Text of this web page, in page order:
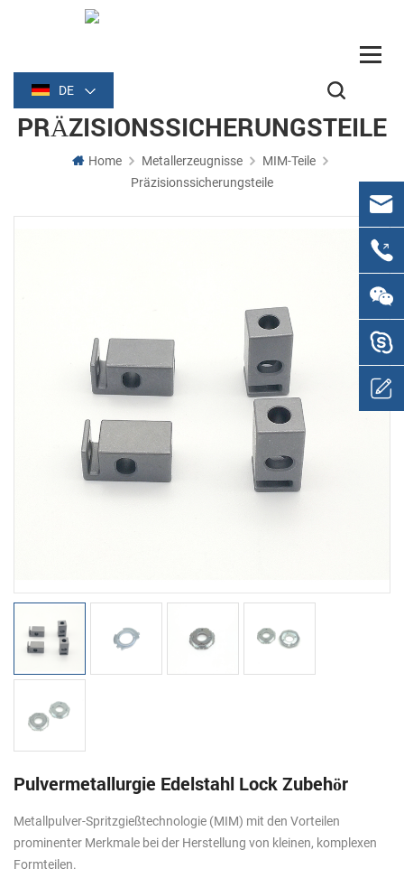
DE
PRÄZISIONSSICHERUNGSTEILE
Home Metallerzeugnisse
MIM-Teile
Präzisionssicherungsteile
Pulvermetallurgie Edelstahl Lock Zubehör
Metallpulver-Spritzgießtechnologie (MIM) mit den Vorteilen
prominenter Merkmale bei der Herstellung von kleinen, komplexen
Formteilen.